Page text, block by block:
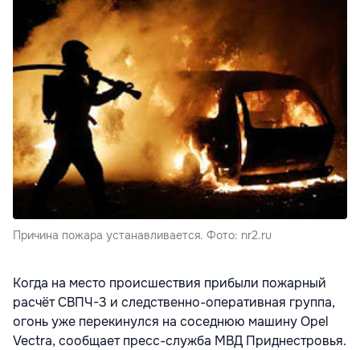
Причина пожара устанавливается. Фото: nr2.ru
Когда на место происшествия прибыли пожарный
расчёт СВПЧ-3 и следственно-оперативная группа,
огонь уже перекинулся на соседнюю машину Opel
Vectra, сообщает пресс-служба МВД Приднестровья.